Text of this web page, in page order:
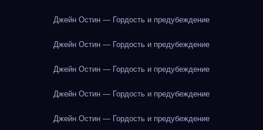
Джейн Остин — Гордость и предубеждение
Джейн Остин — Гордость и предубеждение
Джейн Остин — Гордость и предубеждение
Джейн Остин — Гордость и предубеждение
Джейн Остин — Гордость и предубеждение